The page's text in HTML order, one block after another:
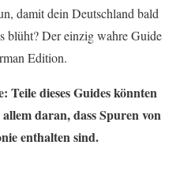
damit dein Deutschland bald
blüht? Der einzig wahre Guide
Edition.
dieses Guides könnten
daran, dass Spuren von
enthalten sind.